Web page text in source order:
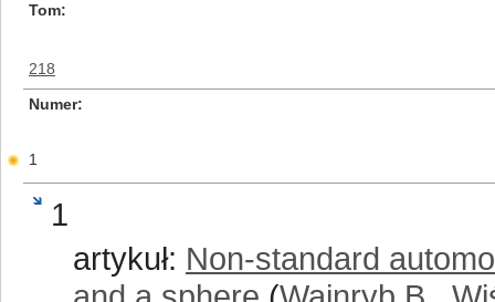
Tom
218
Numer
1
1
artykuł: Non-standard